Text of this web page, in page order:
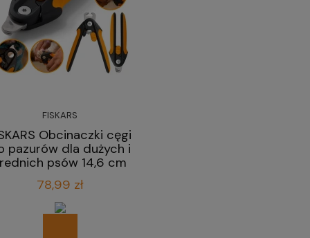
FISKARS
Obcinaczki cęgi
pazurów dla dużych i
psów 14,6 cm
78,99 zł